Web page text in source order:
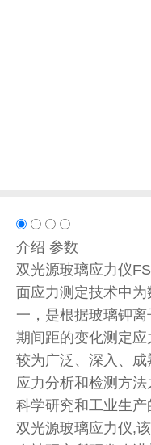
介绍 参数
双光源玻璃应力仪
面应力测定技术中
一，是根据玻璃钾
期间距的变化测定
较为广泛、深入、
应力分析和检测方
科学研究和工业生
双光源玻璃应力仪,